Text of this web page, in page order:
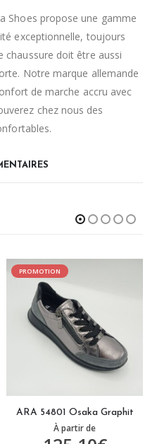
Shoes propose une gamme
exceptionnelle, toujours
chaussure doit être aussi
Notre marque allemande
de marche accru avec
chez nous des
Graphit GEOREINO